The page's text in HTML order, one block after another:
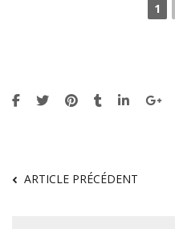
1
ARTICLE PRÉCÉDENT